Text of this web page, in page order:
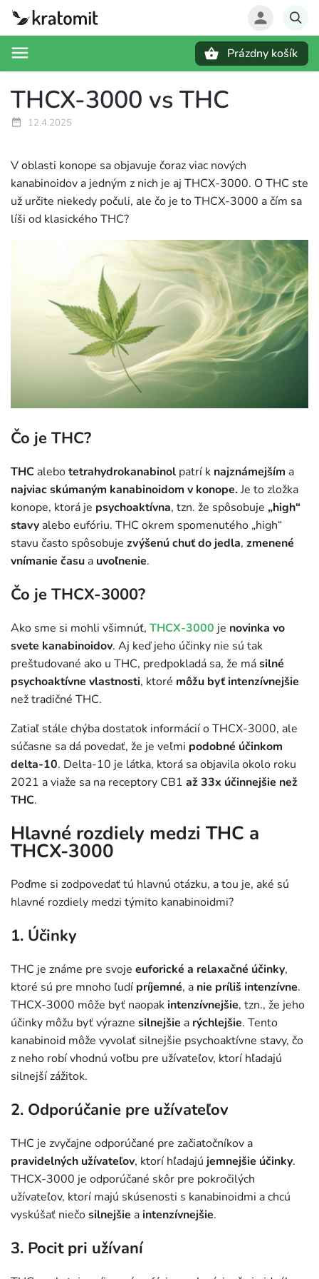
Prázdny košík
THCX-3000 vs THC
12.4.2025
V oblasti konope sa objavuje čoraz viac nových
kanabinoidov a jedným z nich je aj THCX-3000. O THC ste
už určite niekedy počuli, ale čo je to THCX-3000 a čím sa
líši od klasického THC?
Čo je THC?
THC alebotetrahydrokanabinol patrí k najznámejším a
najviac skúmaným kanabinoidom v konope. Je to zložka
konope, ktorá je psychoaktívna, tzn. že spôsobuje „high“
stavy alebo eufóriu. THC okrem spomenutého „high“
stavu často spôsobuje zvýšenú chuť do jedla, zmenené
vnímanie času a uvoľnenie.
Čo je THCX-3000?
Ako sme si mohli všimnúť, THCX-3000 je novinka vo
svete kanabinoidov. Aj keď jeho účinky nie sú tak
preštudované ako u THC, predpokladá sa, že másilné
psychoaktívne vlastnosti, ktoré môžu byť intenzívnejšie
než tradičné THC.
Zatiaľ stále chýba dostatok informácií o THCX-3000, ale
súčasne sa dá povedať, že je veľmi podobné účinkom
delta-10. Delta-10 je látka, ktorá sa objavila okolo roku
2021 a viaže sa na receptory CB1 až 33x účinnejšie než
THC.
Hlavné rozdiely medzi THC a
THCX-3000
Poďme si zodpovedať tú hlavnú otázku, a tou je, aké sú
hlavné rozdiely medzi týmito kanabinoidmi?
1. Účinky
THC je známe pre svoje euforické a relaxačné účinky,
ktoré sú pre mnoho ľudí príjemné, a nie príliš intenzívne.
THCX-3000 môže byť naopakintenzívnejšie, tzn., že jeho
účinky môžu byť výrazne silnejšie a rýchlejšie. Tento
kanabinoid môže vyvolať silnejšie psychoaktívne stavy, čo
z neho robí vhodnú voľbu pre užívateľov, ktorí hľadajú
silnejší zážitok.
2. Odporúčanie pre užívateľov
THC je zvyčajne odporúčané pre začiatočníkov a
pravidelných užívateľov, ktorí hľadajú jemnejšie účinky.
THCX-3000 je odporúčané skôr pre pokročilých
užívateľov, ktorí majú skúsenosti s kanabinoidmi a chcú
vyskúšať niečosilnejšie aintenzívnejšie.
3. Pocit pri užívaní